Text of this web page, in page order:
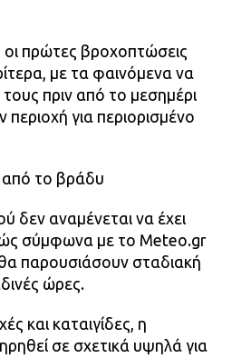
οι πρώτες βροχοπτώσεις
με τα φαινόμενα να
πριν από το μεσημέρι
περιοχή για περιορισμένο
από το βράδυ
δεν αναμένεται να έχει
σύμφωνα με το Meteo.gr
θα παρουσιάσουν σταδιακή
ώρες.
και καταιγίδες, η
σε σχετικά υψηλά για